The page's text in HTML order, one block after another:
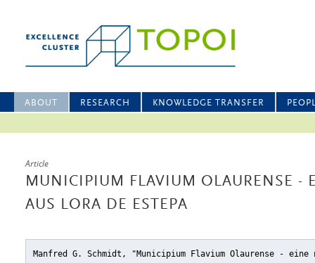
ABOUT RESEARCH KNOWLEDGE TRANSFER
Article
MUNICIPIUM FLAVIUM OLAURENSE -
AUS LORA DE ESTEPA
Manfred G. Schmidt, "Municipium Flavium Olaurense -